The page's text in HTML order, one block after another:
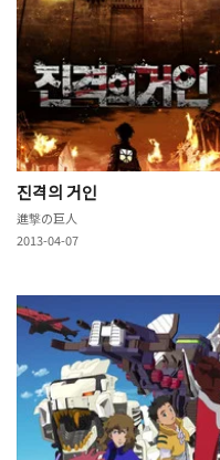
진격의 거인
進撃の巨人
2013-04-07